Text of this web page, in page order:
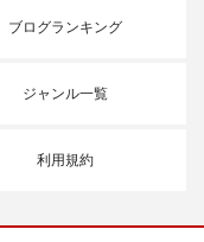
ブログランキング
ジャンル一覧
利用規約